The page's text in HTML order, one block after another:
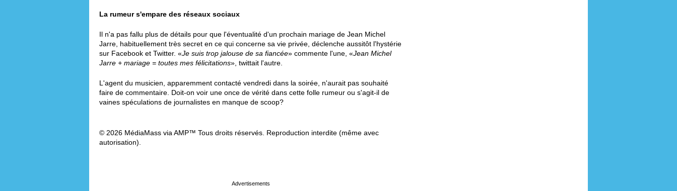
La rumeur s'empare des réseaux sociaux
Il n'a pas fallu plus de détails pour que l'éventualité d'un prochain mariage de Jean Michel
Jarre, habituellement très secret en ce qui concerne sa vie privée, déclenche aussitôt l'hystérie
sur Facebook et Twitter. «Je suis trop jalouse de sa fiancée» commente l'une, «Jean Michel
Jarre + mariage = toutes mes félicitations», twittait l'autre.
L'agent du musicien, apparemment contacté vendredi dans la soirée, n'aurait pas souhaité
faire de commentaire. Doit-on voir une once de vérité dans cette folle rumeur ou s'agit-il de
vaines spéculations de journalistes en manque de scoop?
© 2026 MédiaMass via AMP™ Tous droits réservés. Reproduction interdite (même avec
autorisation).